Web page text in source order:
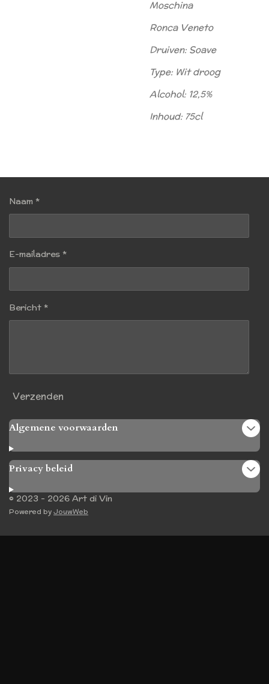
Moschina
Ronca Veneto
Druiven: Soave
Type: Wit droog
Alcohol: 12,5%
Inhoud: 75cl
Naam *
E-mailadres *
Bericht *
Verzenden
Algemene voorwaarden
Privacy beleid
© 2023 - 2026 Art di Vin
Powered byJouwWeb